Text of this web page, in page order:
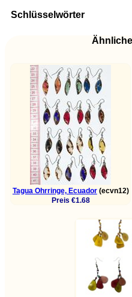
Schlüsselwörter
Tagua Ohrringe, Ecuador(ecvn12)
Preis €1.68